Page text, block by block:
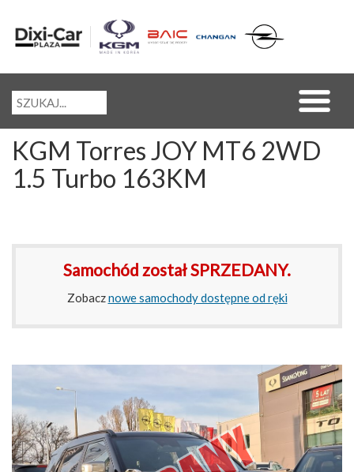
KGM Torres JOY MT6 2WD
1.5 Turbo 163KM
Samochód został SPRZEDANY.
Zobacznowe samochody dostępne od ręki